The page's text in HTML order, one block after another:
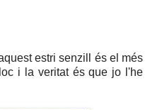
estri senzill és el més
i la veritat és que jo l'he